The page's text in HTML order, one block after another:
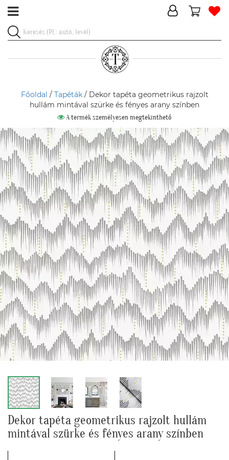
Főoldal / Tapéták/ Dekor tapéta geometrikus rajzolt
hullám mintával szürke és fényes arany színben
A termék személyesen megtekinthető
Dekor tapéta geometrikus rajzolt hullám
mintával szürke és fényes arany színben